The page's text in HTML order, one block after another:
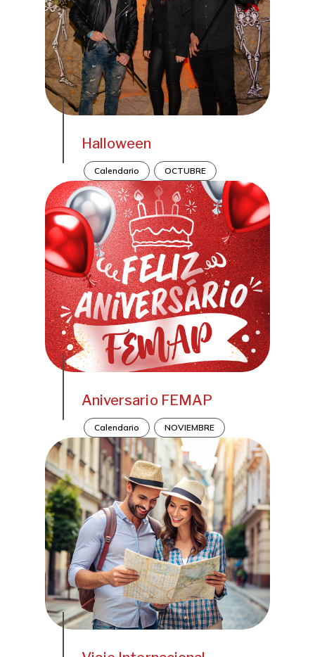
Halloween
Calendario OCTUBRE
Aniversario FEMAP
Calendario NOVIEMBRE